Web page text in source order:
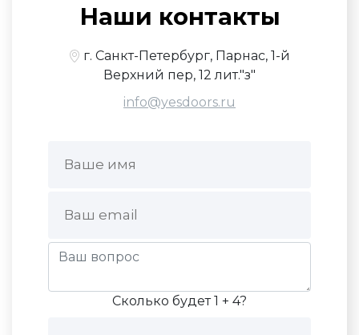
Наши контакты
г. Санкт-Петербург, Парнас, 1-й
Верхний пер, 12 лит."з"
info@yesdoors.ru
Сколько будет 1 + 4?